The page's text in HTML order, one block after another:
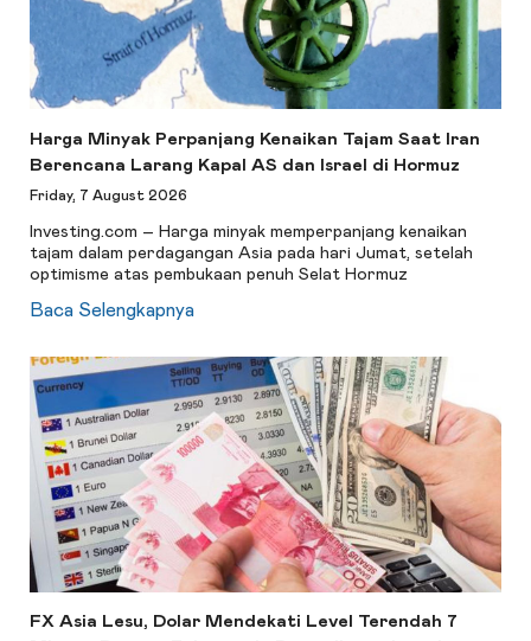
Harga Minyak Perpanjang Kenaikan Tajam Saat Iran
Berencana Larang Kapal AS dan Israel di Hormuz
Friday, 7 August 2026
Investing.com – Harga minyak memperpanjang kenaikan
tajam dalam perdagangan Asia pada hari Jumat, setelah
optimisme atas pembukaan penuh Selat Hormuz
Baca Selengkapnya
FX Asia Lesu, Dolar Mendekati Level Terendah 7